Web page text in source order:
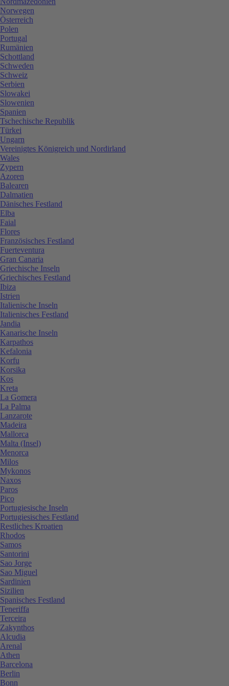
Norwegen
Österreich
Polen
Portugal
Rumänien
Schottland
Schweden
Schweiz
Serbien
Slowakei
Slowenien
Spanien
Tschechische Republik
Türkei
Ungarn
Vereinigtes Königreich und Nordirland
Wales
Zypern
Azoren
Balearen
Dalmatien
Dänisches Festland
Elba
Faial
Flores
Französisches Festland
Fuerteventura
Gran Canaria
Griechische Inseln
Griechisches Festland
Ibiza
Istrien
Italienische Inseln
Italienisches Festland
Jandia
Kanarische Inseln
Karpathos
Kefalonia
Korfu
Korsika
Kos
Kreta
La Gomera
La Palma
Lanzarote
Madeira
Mallorca
Malta (Insel)
Menorca
Milos
Mykonos
Naxos
Paros
Pico
Portugiesische Inseln
Portugiesisches Festland
Restliches Kroatien
Rhodos
Samos
Santorini
Sao Jorge
Sao Miguel
Sardinien
Sizilien
Spanisches Festland
Teneriffa
Terceira
Zakynthos
Alcudia
Arenal
Athen
Barcelona
Berlin
Bonn